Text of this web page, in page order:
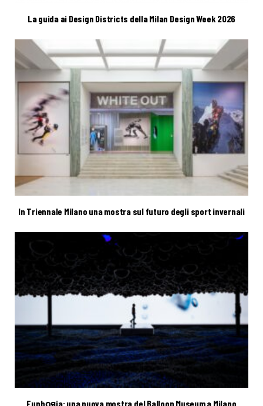
La guida ai Design Districts della Milan Design Week 2026
In Triennale Milano una mostra sul futuro degli sport invernali
Euphояia: una nuova mostra del Balloon Museum a Milano